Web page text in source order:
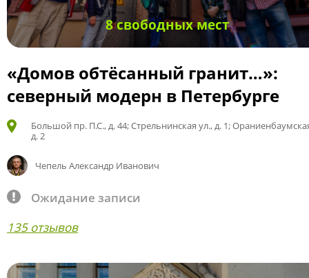
8 свободных мест
«Домов обтёсанный гранит…»:
северный модерн в Петербурге
Большой пр. П.С., д. 44; Стрельнинская ул., д. 1;
д. 2
Чепель Александр Иванович
Ожидание записи
135 отзывов